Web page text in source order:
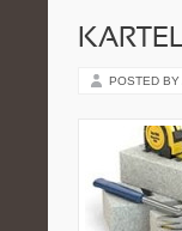
POSTED BY